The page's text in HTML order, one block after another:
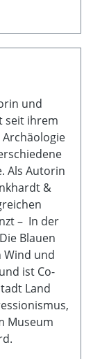
und
seit ihrem
Als Autorin
&
– In der
Blauen
Wind und
ist Co-
Land
Museum